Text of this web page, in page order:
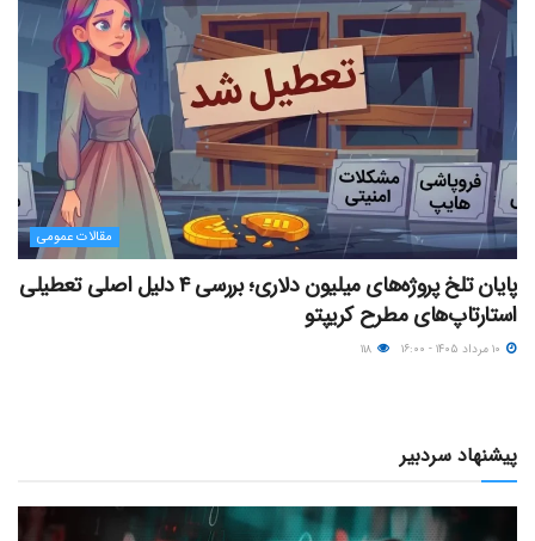
مقالات عمومی
پایان تلخ پروژه‌های میلیون دلاری؛ بررسی ۴ دلیل اصلی تعطیلی
استارتاپ‌های مطرح کریپتو
پیشنهاد سردبیر